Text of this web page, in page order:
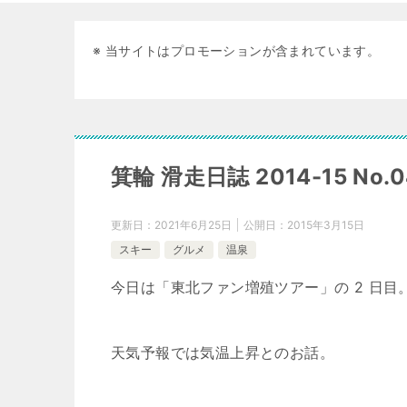
※ 当サイトはプロモーションが含まれています。
箕輪 滑走日誌 2014-15
更新日： 2021年6月25日 公開日： 2015年3月15日
スキー
グルメ 温泉
今日は「東北ファン増殖ツアー」の 2 日目
天気予報では気温上昇とのお話。